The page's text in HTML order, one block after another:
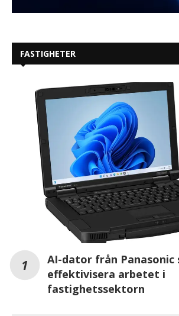
FASTIGHETER
AI-dator från Panasonic
effektivisera arbetet i
fastighetssektorn